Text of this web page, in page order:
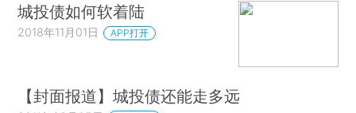
城投债如何软着陆
2018年11月01日 APP打开
【封面报道】城投债还能走多远